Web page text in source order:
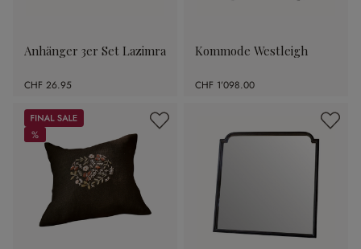
Anhänger 3er Set Lazimra
CHF 26.95
Kommode Westleigh
CHF 1’098.00
Sale
%
%